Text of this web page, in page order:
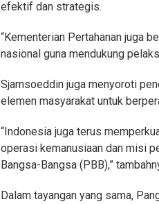
efektif dan strategis.
“Kementerian Pertahanan juga
nasional guna mendukung
Sjamsoeddin juga menyoroti
elemen masyarakat untuk
“Indonesia juga terus
operasi kemanusiaan dan misi
Bangsa-Bangsa (PBB),”
Dalam tayangan yang sama,